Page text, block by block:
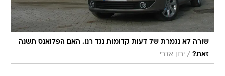
שורה לא נגמרת של דעות קדומות נגד רנו. האם הפלואנס תשנה
זאת? / ירון אדרי